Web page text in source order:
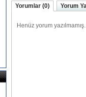
Yorumlar (0) Yorum